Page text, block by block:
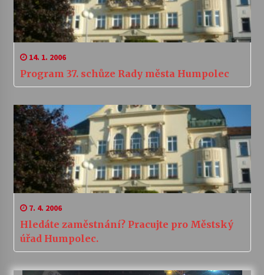
14. 1. 2006
Program 37. schůze Rady města Humpolec
7. 4. 2006
Hledáte zaměstnání? Pracujte pro Městský
úřad Humpolec.